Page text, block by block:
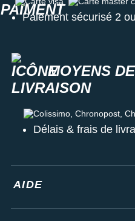
Paiement sécurisé 2
MOYENS
Colissimo, Chronopost,
Délais & frais de
AIDE